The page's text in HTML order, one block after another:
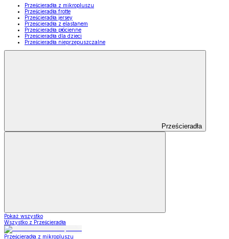
Prześcieradła z mikropluszu
Prześcieradła frotte
Prześcieradła jersey
Prześcieradła z elastanem
Prześcieradła płócienne
Prześcieradła dla dzieci
Prześcieradła nieprzepuszczalne
Prześcieradła
Pokaż wszystko
Wszystko z Prześcieradła
Prześcieradła z mikropluszu